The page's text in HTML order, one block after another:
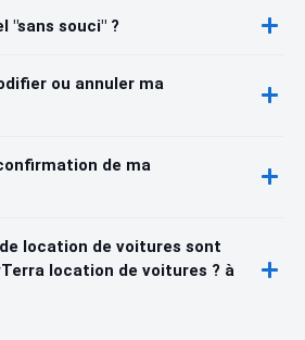
"sans souci" ?
ou annuler ma
de ma
location de voitures sont
location de voitures ? à